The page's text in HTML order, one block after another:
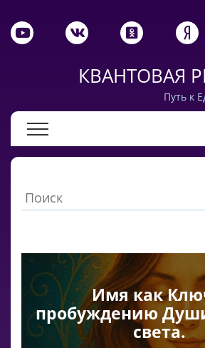
КВАНТОВАЯ
Путь к
Имя как
пробуждению
света.